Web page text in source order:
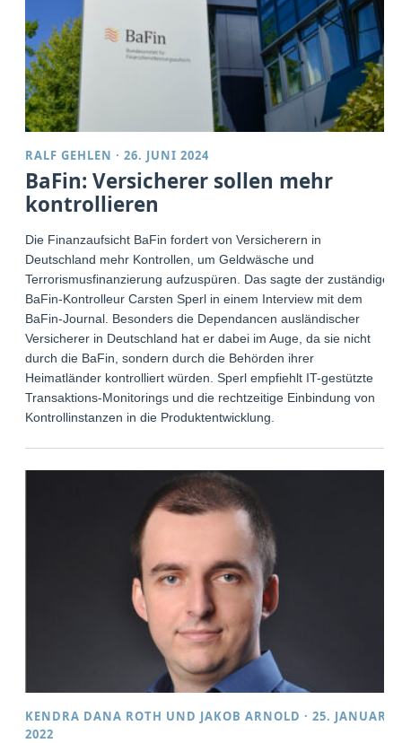
RALF GEHLEN ·26. JUNI 2024
BaFin: Versicherer sollen mehr
kontrollieren
Die Finanzaufsicht BaFin fordert von Versicherern in
Deutschland mehr Kontrollen, um Geldwäsche und
Terrorismusfinanzierung aufzuspüren. Das sagte der zuständige
BaFin-Kontrolleur Carsten Sperl in einem Interview mit dem
BaFin-Journal. Besonders die Dependancen ausländischer
Versicherer in Deutschland hat er dabei im Auge, da sie nicht
durch die BaFin, sondern durch die Behörden ihrer
Heimatländer kontrolliert würden. Sperl empfiehlt IT-gestützte
Transaktions-Monitorings und die rechtzeitige Einbindung von
Kontrollinstanzen in die Produktentwicklung.
KENDRA DANA ROTH UND JAKOB ARNOLD ·25. JANUAR
2022